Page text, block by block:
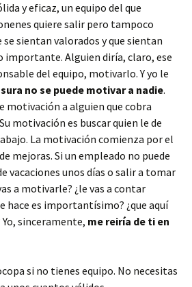
y eficaz, un equipo del que
quiere salir pero tampoco
se sientan valorados y que sientan
importante. Alguien diría, claro, ese
del equipo, motivarlo. Y yo le
no se puede motivar a nadie.
motivación a alguien que cobra
motivación es buscar quien le de
La motivación comienza por el
mejoras. Si un empleado no puede
vacaciones unos días o salir a tomar
a motivarle? ¿le vas a contar
hace es importantísimo? ¿que aquí
sinceramente, me reiría de ti en
si no tienes equipo. No necesitas